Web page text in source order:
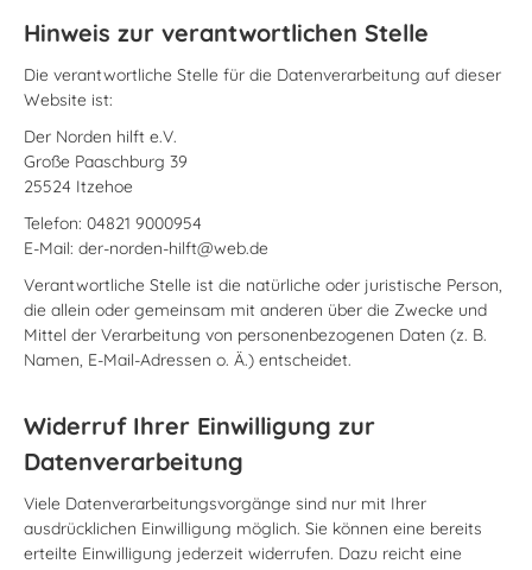
Hinweis zur verantwortlichen Stelle
Die verantwortliche Stelle für die Datenverarbeitung auf dieser
Website ist:
Der Norden hilft e.V.
Große Paaschburg 39
25524 Itzehoe
Telefon: 04821 9000954
E-Mail: der-norden-hilft@web.de
Verantwortliche Stelle ist die natürliche oder juristische Person,
die allein oder gemeinsam mit anderen über die Zwecke und
Mittel der Verarbeitung von personenbezogenen Daten (z. B.
Namen, E-Mail-Adressen o. Ä.) entscheidet.
Widerruf Ihrer Einwilligung zur
Datenverarbeitung
Viele Datenverarbeitungsvorgänge sind nur mit Ihrer
ausdrücklichen Einwilligung möglich. Sie können eine bereits
erteilte Einwilligung jederzeit widerrufen. Dazu reicht eine